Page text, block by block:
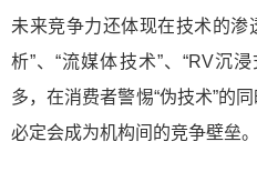
未来竞争力还体现在技术的渗
析”、“流媒体技术”、“RV沉
多，在消费者警惕“伪技术”的
必定会成为机构间的竞争壁垒。